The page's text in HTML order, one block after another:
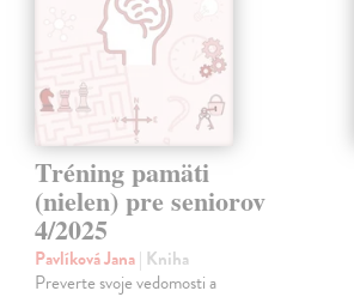
Tréning pamäti
(nielen) pre seniorov
4/2025
Pavlíková Jana| Kniha
Preverte svoje vedomosti a